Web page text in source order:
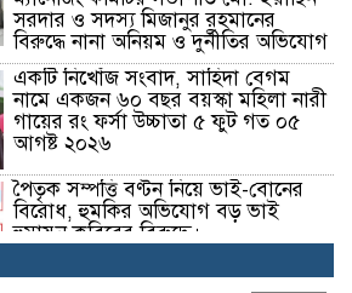
সরদার ও সদস্য মিজানুর রহমানের
বিরুদ্ধে নানা অনিয়ম ও দুর্নীতির অভিযোগ
একটি নিখোঁজ সংবাদ, সাহিদা বেগম
নামে একজন ৬০ বছর বয়স্কা মহিলা নারী
গায়ের রং ফর্সা উচ্চাতা ৫ ফুট গত ০৫
আগষ্ট ২০২৬
পৈতৃক সম্পত্তি বণ্টন নিয়ে ভাই-বোনের
বিরোধ, হুমকির অভিযোগ বড় ভাই
হুমায়ুন কবিরের বিরুদ্ধে।